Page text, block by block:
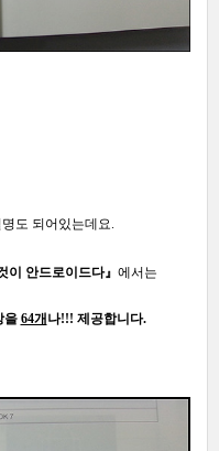
도 되어있는데요.
이 안드로이드다』 에서 는
을 64개 나!!! 제공합니다.